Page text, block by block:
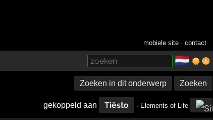
mobiele site ·contact
🇳🇱
Zoeken in dit onderwerp Zoeken
gekoppeld aan Tiësto · Elements of Life